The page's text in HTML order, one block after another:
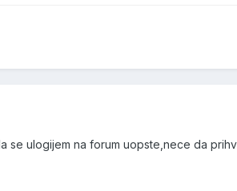
ulogijem na forum uopste,nece da